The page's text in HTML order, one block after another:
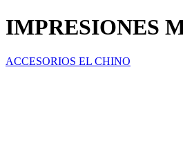
IMPRESIONES
ACCESORIOS EL CHINO